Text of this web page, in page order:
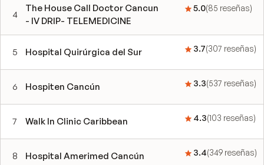
4
The House Call Doctor Cancun
- IV DRIP- TELEMEDICINE
5.0(85 reseñas)
5 Hospital Quirúrgica del Sur 3.7(307 reseñas)
6 Hospiten Cancún 3.3(537 reseñas)
7 Walk In Clinic Caribbean 4.3(103 reseñas)
8 Hospital Amerimed Cancún 3.4(349 reseñas)